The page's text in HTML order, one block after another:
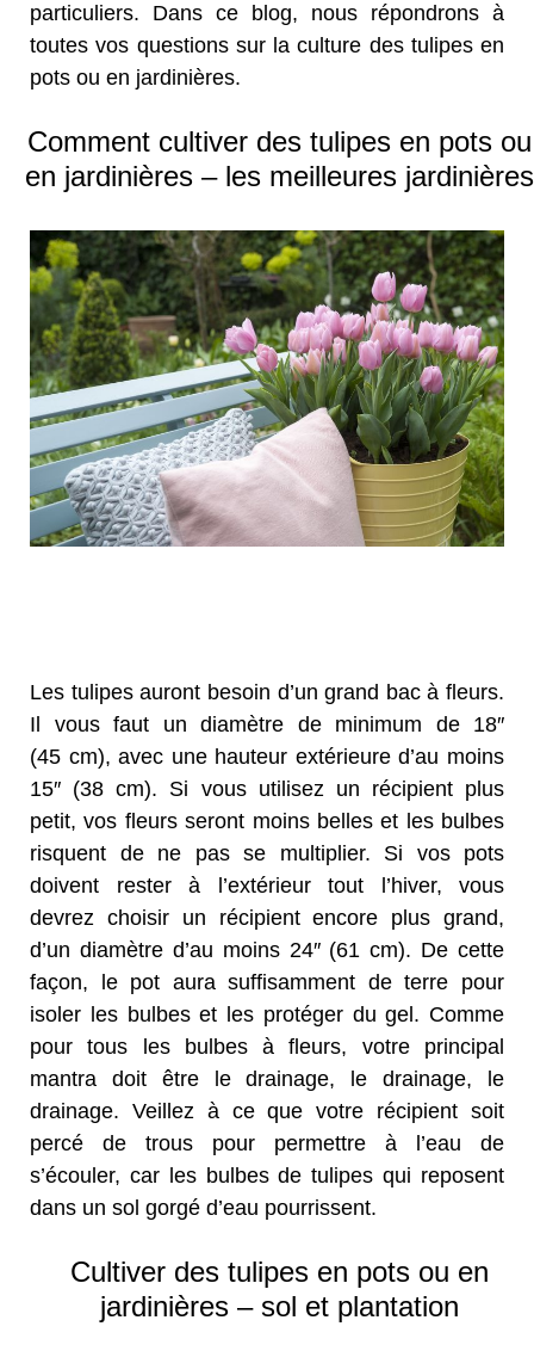
particuliers. Dans ce blog, nous répondrons à
toutes vos questions sur la culture des tulipes en
pots ou en jardinières.
Comment cultiver des tulipes en pots ou
en jardinières – les meilleures jardinières
Les tulipes auront besoin d’un grand bac à fleurs.
Il vous faut un diamètre de minimum de 18″
(45 cm), avec une hauteur extérieure d’au moins
15″ (38 cm). Si vous utilisez un récipient plus
petit, vos fleurs seront moins belles et les bulbes
risquent de ne pas se multiplier. Si vos pots
doivent rester à l’extérieur tout l’hiver, vous
devrez choisir un récipient encore plus grand,
d’un diamètre d’au moins 24″ (61 cm). De cette
façon, le pot aura suffisamment de terre pour
isoler les bulbes et les protéger du gel. Comme
pour tous les bulbes à fleurs, votre principal
mantra doit être le drainage, le drainage, le
drainage. Veillez à ce que votre récipient soit
percé de trous pour permettre à l’eau de
s’écouler, car les bulbes de tulipes qui reposent
dans un sol gorgé d’eau pourrissent.
Cultiver des tulipes en pots ou en
jardinières – sol et plantation